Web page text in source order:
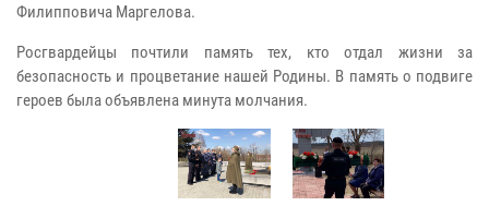
Филипповича Маргелова.
Росгвардейцы почтили память тех, кто отдал жизни за
безопасность и процветание нашей Родины. В память о подвиге
героев была объявлена минута молчания.